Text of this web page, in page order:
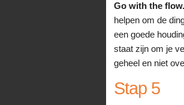
Go with the flow.
helpen om de
een goede
staat zijn om je
geheel en niet
Stap 5